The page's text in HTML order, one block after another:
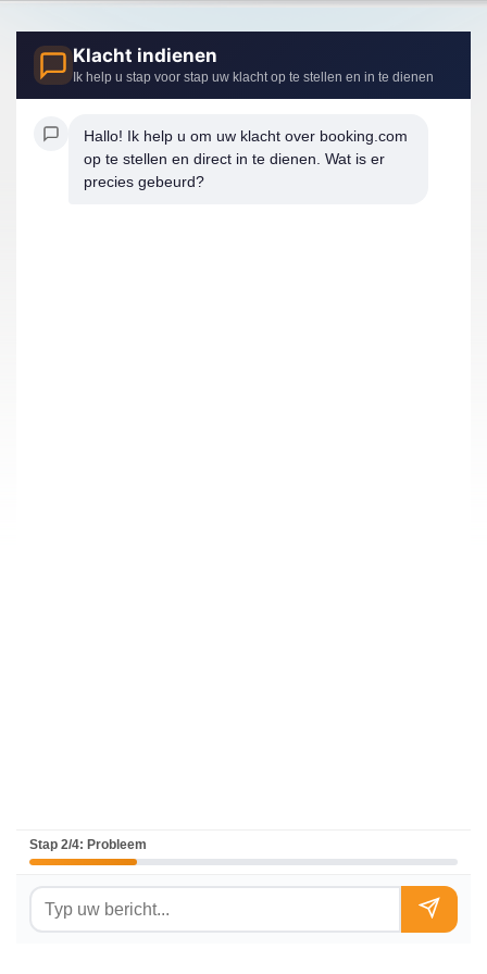
Klacht indienen
Ik help u stap voor stap uw klacht op te stellen en in te dienen
Hallo! Ik help u om uw klacht over booking.com
op te stellen en direct in te dienen. Wat is er
precies gebeurd?
Stap 2/4: Probleem